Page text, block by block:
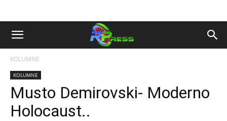
KOLUMNE
KOLUMNE
Musto Demirovski- Moderno
Holocaust..